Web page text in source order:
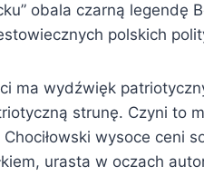
obala czarną legendę
polskich
ma wydźwięk
strunę. Czyni to
wysoce ceni
urasta w oczach